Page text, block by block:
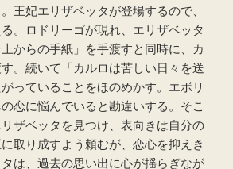
王妃エリザベッタが登場するので、
。ロドリーゴが現れ、エリザベッタ
からの手紙」を手渡すと同時に、カ
。続いて「カルロは苦しい日々を送
っていることをほのめかす。エボリ
恋に悩んでいると勘違いする。そこ
ザベッタを見つけ、表向きは自分の
取り成すよう頼むが、恋心を抑えき
は、過去の思い出に心が揺らぎなが